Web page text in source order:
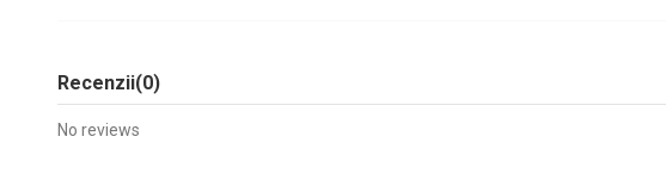
Recenzii(0)
No reviews